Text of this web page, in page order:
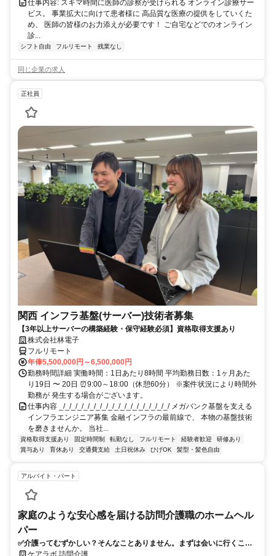
仕事内容: スキマ時間に医師の診察が受けられる オンライン診療サー
ビス。 事業拡大に向けて患者様に 高品質な医療の提供をしていくた
め、 医師の皆様のお力添えが必要です！ ご自宅などでのオンライン
診...
シフト自由 フルリモート 残業なし
同じ企業の求人
正社員
関西 インフラ基盤(サーバー)技術者募集
【3年以上サーバーの構築経験・保守経験必須】資格取得支援あり
株式会社林電子
フルリモート
年俸5,500,000円～6,500,000円
勤務時間詳細 実働時間：1日あたり8時間 平均勤務日数：1ヶ月あた
り19日 〜 20日 ⏰9:00～18:00（休憩60分） ※案件状況により時間外
勤務が 発生する場合がございます。
仕事内容 _/_/_/_/_/_/_/_/_/_/_/_/_/_/_/_/_/_/ メガバンク基盤を支える
インフラエンジニア募集 金融インフラの最前線で、 本物の基盤技術
を磨きませんか。 当社...
資格取得支援あり 固定時間制 転勤なし フルリモート 経験者歓迎
研修あり
賞与あり
育休あり 交通費支給 土日祝休み ひげOK 髪型・髪色自由
アルバイト・パート
家庭のような安心感を届ける訪問介護職のホームヘル
パー
✅介護ってむずかしい？そんなことありません。まずは会いに行くこと
から。
ケアラボ 訪問介護